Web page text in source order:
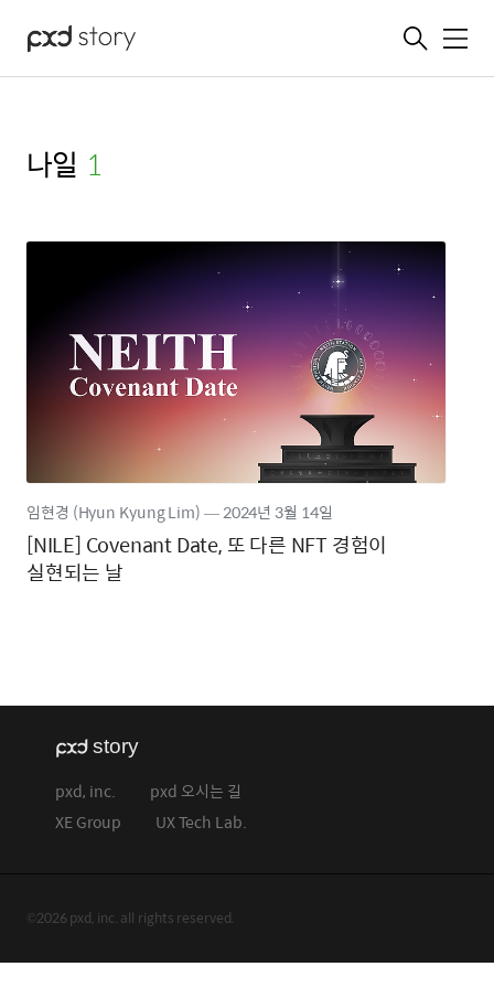
메뉴
나일 (1)
[NILE] Covenant Date, 또 다른 NFT 경험이
실현되는 날
임현경 (Hyun Kyung Lim)―2024년 3월 14일
pxd, inc.
pxd 오시는 길
XE Group
UX Tech Lab.
©2026 pxd, inc. all rights reserved.